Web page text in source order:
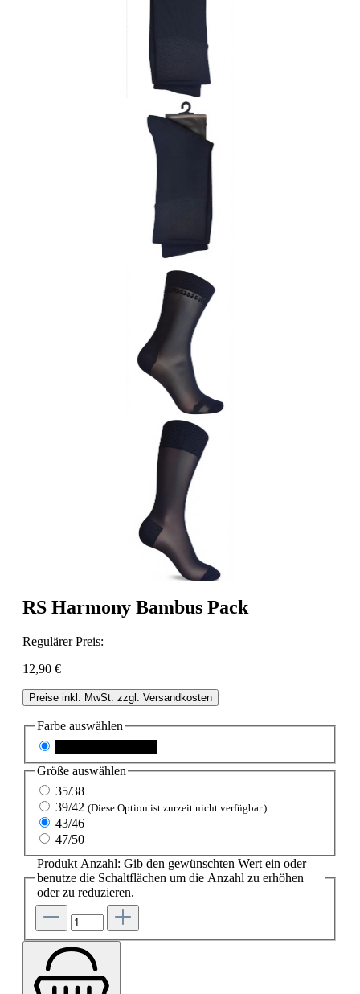
RS Harmony Bambus Pack
Regulärer Preis:
12,90 €
Preise inkl. MwSt. zzgl. Versandkosten
Farbe auswählen
Größe auswählen
35/38
39/42 (Diese Option ist zurzeit nicht verfügbar.)
43/46
47/50
Produkt Anzahl: Gib den gewünschten Wert ein oder
benutze die Schaltflächen um die Anzahl zu erhöhen
oder zu reduzieren.